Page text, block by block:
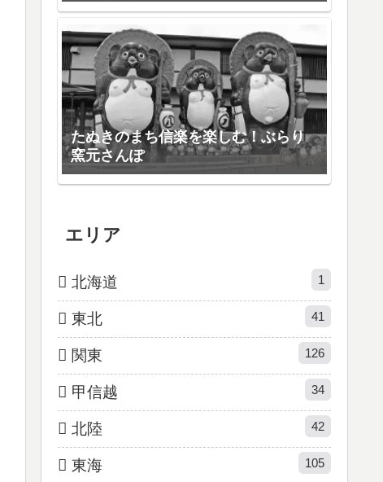
たぬきのまち信楽を楽しむ！ぶらり
窯元さんぽ
エリア
北海道 1
東北 41
関東 126
甲信越 34
北陸 42
東海 105